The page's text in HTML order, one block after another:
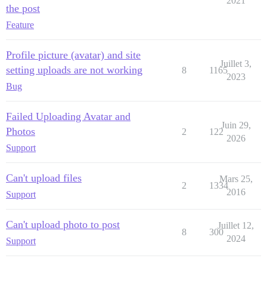
the post
Feature
Profile picture (avatar) and site
setting uploads are not working
Bug
8 1165
Juillet 3,
2023
Failed Uploading Avatar and
Photos
Support
2 122
Juin 29,
2026
Can't upload files
Support
2 1334
Mars 25,
2016
Can't upload photo to post
Support
8 300
Juillet 12,
2024